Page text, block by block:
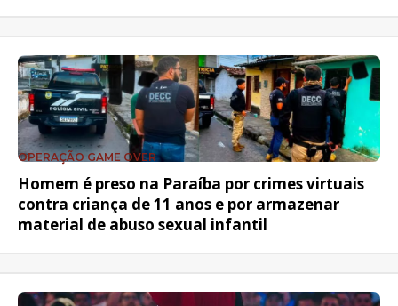
OPERAÇÃO GAME OVER
Homem é preso na Paraíba por crimes virtuais
contra criança de 11 anos e por armazenar
material de abuso sexual infantil